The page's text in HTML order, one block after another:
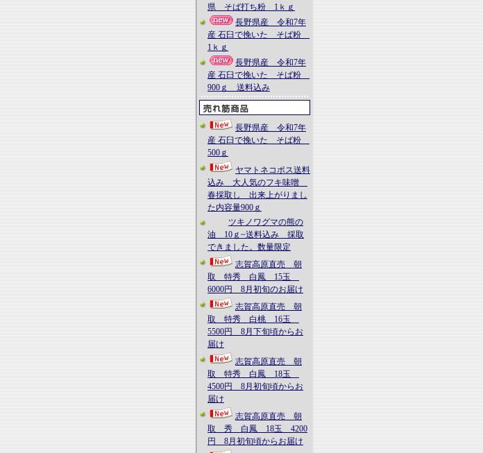
県 そば打ち粉 1ｋｇ
長野県産 令和7年
産 石臼で挽いた そば粉
1ｋｇ
長野県産 令和7年
産 石臼で挽いた そば粉
900ｇ 送料込み
長野県産 令和7年
産 石臼で挽いた そば粉
500ｇ
ヤマトネコポス送料
込み 大人気のフキ味噌
春採取し 出来上がりまし
た内容量900ｇ
ツキノワグマの熊の
油 10ｇ~送料込み 採取
できました。数量限定
志賀高原直売 朝
取 特秀 白鳳 15玉
6000円 8月初旬のお届け
志賀高原直売 朝
取 特秀 白桃 16玉
5500円 8月下旬頃からお
届け
志賀高原直売 朝
取 特秀 白鳳 18玉
4500円 8月初旬頃からお
届け
志賀高原直売 朝
取 秀 白鳳 18玉 4200
円 8月初旬頃からお届け